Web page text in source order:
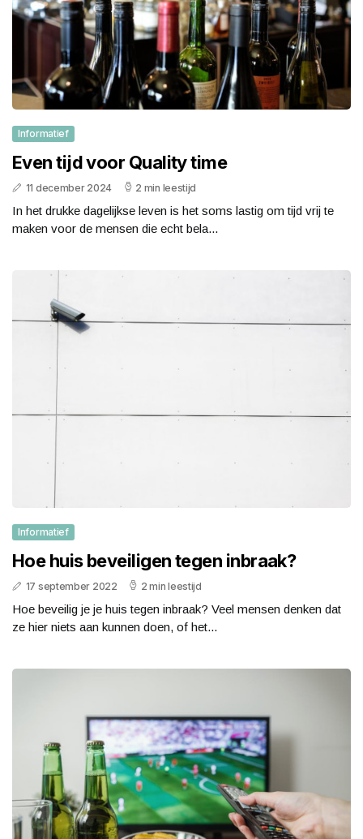
Informatief
Even tijd voor Quality time
11 december 2024 2 min leestijd
In het drukke dagelijkse leven is het soms lastig om tijd vrij te
maken voor de mensen die echt bela...
Informatief
Hoe huis beveiligen tegen inbraak?
17 september 2022 2 min leestijd
Hoe beveilig je je huis tegen inbraak? Veel mensen denken dat
ze hier niets aan kunnen doen, of het...